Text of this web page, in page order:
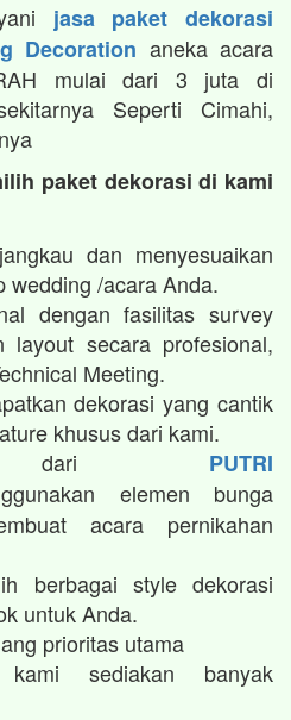
jasa paket dekorasi
Decoration aneka acara
mulai dari 3 juta di
Seperti Cimahi,
paket dekorasi di kami
dan menyesuaikan
wedding /acara Anda.
dengan fasilitas survey
layout secara profesional,
Meeting.
dekorasi yang cantik
khusus dari kami.
dari PUTRI
elemen bunga
acara pernikahan
berbagai style dekorasi
untuk Anda.
prioritas utama
sediakan banyak